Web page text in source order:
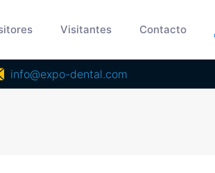
Visitantes Contacto
info@expo-dental.com